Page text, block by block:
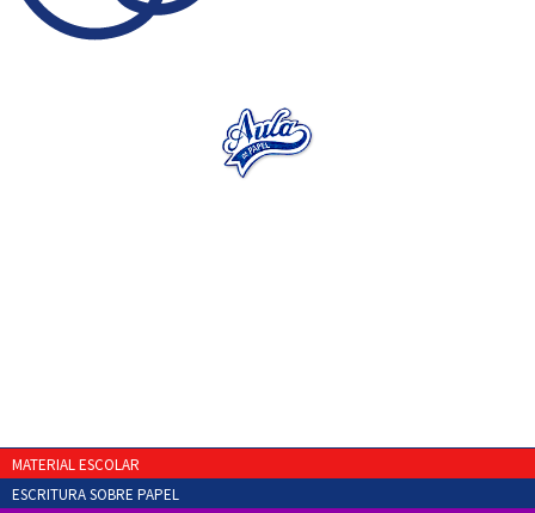
MATERIAL ESCOLAR
ESCRITURA SOBRE PAPEL